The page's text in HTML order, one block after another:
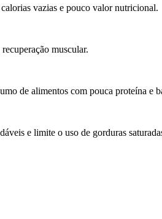
vazias e pouco valor nutricional.
muscular.
de alimentos com pouca proteína e
e limite o uso de gorduras